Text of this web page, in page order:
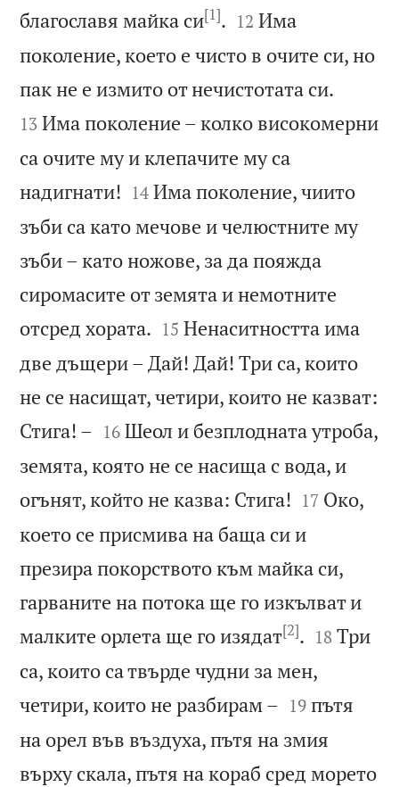
благославя майка си[1]. 

12 Има
поколение, което е чисто в очите си, но
пак не е измито от нечистотата си.
13 Има поколение – колко високомерни
са очите му и клепачите му са
надигнати! 

14 Има поколение, чиито
зъби са като мечове и челюстните му
зъби – като ножове, за да пояжда
сиромасите от земята и немотните
отсред хората. 

15 Ненаситността има
две дъщери – Дай! Дай! Три са, които
не се насищат, четири, които не казват:
Стига! – 

16 Шеол и безплодната утроба,
земята, която не се насища с вода, и
огънят, който не казва: Стига! 

17 Око,
което се присмива на баща си и
презира покорството към майка си,
гарваните на потока ще го изкълват и
малките орлета ще го изядат[2]. 

18 Три
са, които са твърде чудни за мен,
четири, които не разбирам – 

19 пътя
на орел във въздуха, пътя на змия
върху скала, пътя на кораб сред морето